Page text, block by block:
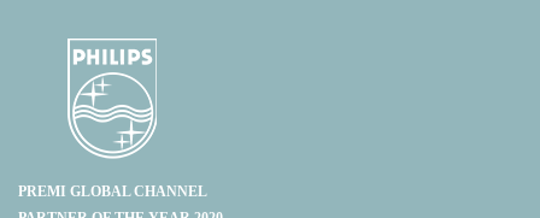
PREMI GLOBAL CHANNEL